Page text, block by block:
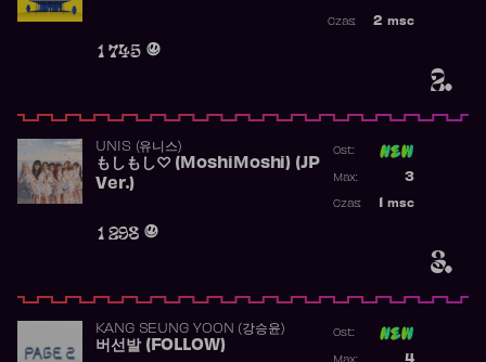
2.
1 745
2 msc
Czas:
3.
UNIS (유니스)
もしもし♡ (MoshiMoshi) (JP
Ver.)
1 298
Ost:
3
Max:
msc
Czas:
KANG SEUNG YOON (강승윤)
버선발 (FOLLOW)
Ost:
Max: